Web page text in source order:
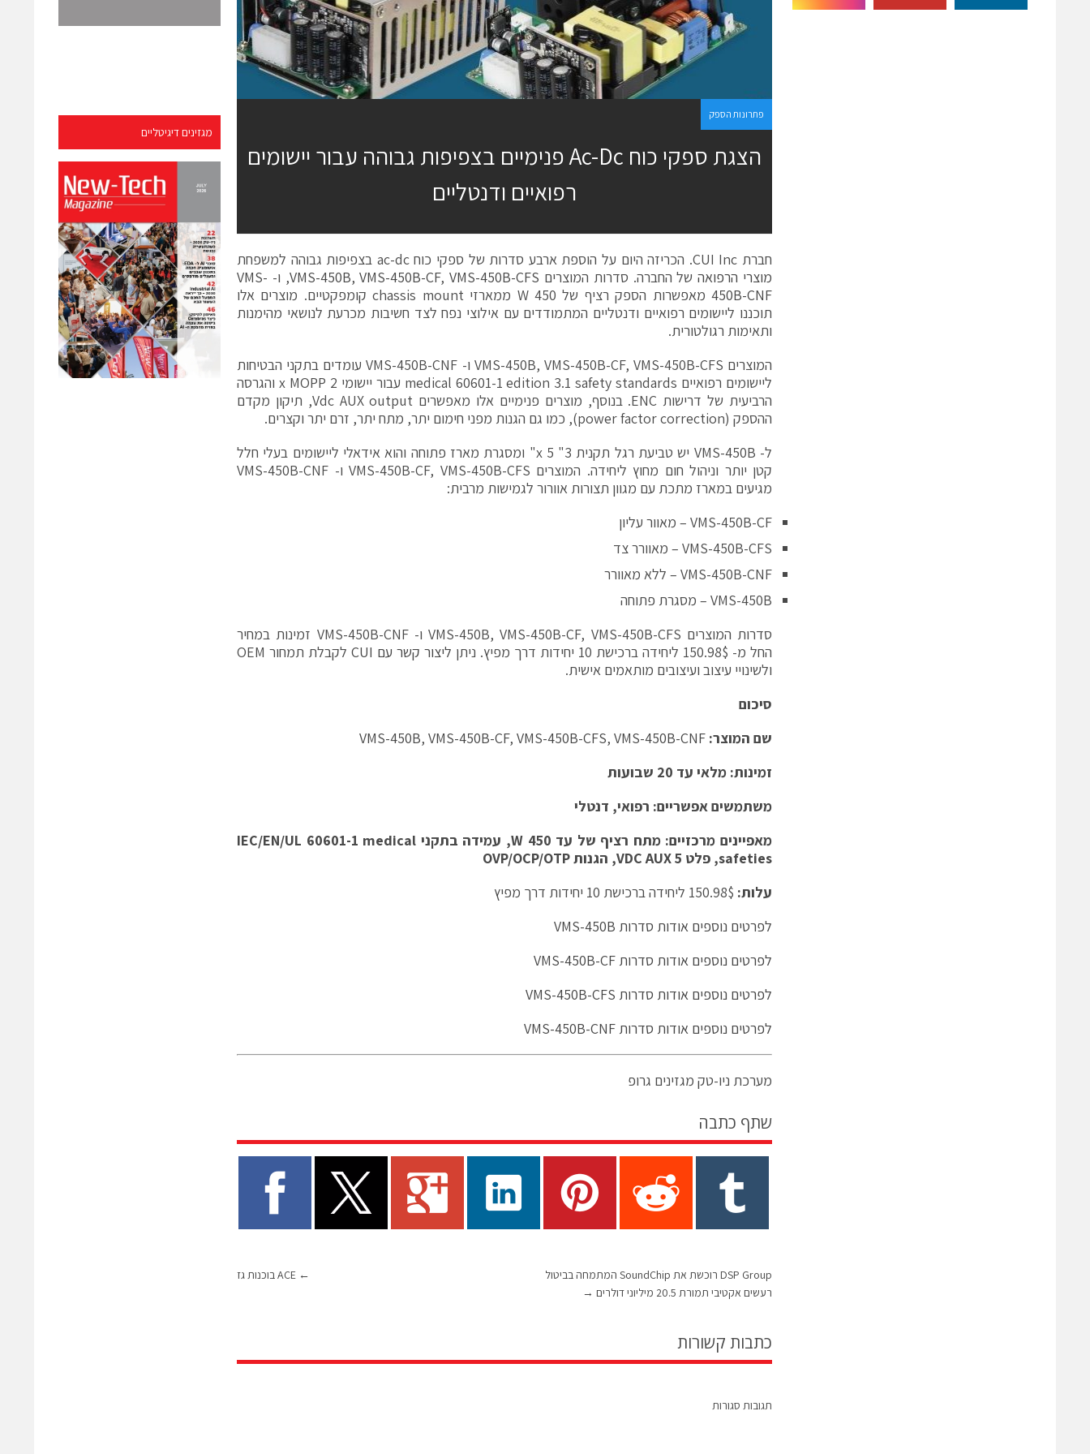
מגזינים דיגיטליים
פתרונות הספק
הצגת ספקי כוח Ac-Dc פנימיים בצפיפות גבוהה עבור יישומים
רפואיים ודנטליים
חברת CUI Inc. הכריזה היום על הוספת ארבע סדרות של ספקי כוח ac-dc בצפיפות גבוהה למשפחת
מוצרי הרפואהשל החברה. סדרות המוצרים VMS-450B,VMS-450B-CF,VMS-450B-CFS , ו- VMS-
450B-CNF
מאפשרות הספק רציף של 450 W ממארזי chassis mount קומפקטיים. מוצרים אלו
תוכננו ליישומים רפואיים ודנטליים המתמודדים עם אילוצי נפח לצד חשיבות מכרעת לנושאי מהימנות
ותאימות רגולטורית.
המוצרים VMS-450B, VMS-450B-CF, VMS-450B-CFS ו- VMS-450B-CNF עומדים בתקני הבטיחות
ליישומים רפואיים medical 60601-1 edition 3.1 safety standards עבור יישומי 2 x MOPP והגרסה
הרביעית של דרישות ENC. בנוסף, מוצרים פנימיים אלו מאפשרים Vdc AUX output, תיקון מקדם
ההספק (power factor correction), כמו גם הגנות מפני חימום יתר, מתח יתר, זרם יתר וקצרים.
ל- VMS-450B יש טביעת רגל תקנית 3" x 5" ומסגרת מארז פתוחה והוא אידאלי ליישומים בעלי חלל
קטן יותר וניהול חום מחוץ ליחידה. המוצרים VMS-450B-CF, VMS-450B-CFS ו- VMS-450B-CNF
מגיעים במארז מתכת עם מגוון תצורות אוורור לגמישות מרבית:
VMS-450B-CF – מאוור עליון
VMS-450B-CFS – מאוורר צד
VMS-450B-CNF – ללא מאוורר
VMS-450B – מסגרת פתוחה
סדרות המוצרים VMS-450B, VMS-450B-CF, VMS-450B-CFS ו- VMS-450B-CNF זמינות במחיר
החל מ- 150.98$ ליחידה ברכישת 10 יחידות דרך מפיץ. ניתן
ליצור קשר עם CUI
לקבלת תמחור OEM
ולשינויי עיצוב ועיצובים מותאמים אישית.
סיכום
שם המוצר: VMS-450B, VMS-450B-CF, VMS-450B-CFS, VMS-450B-CNF
זמינות: מלאי עד 20 שבועות
משתמשים אפשריים: רפואי, דנטלי
מאפיינים מרכזיים: מתח רציף של עד 450 W , עמידה בתקני IEC/EN/UL 60601-1 medical
safeties, פלט 5 VDC AUX , הגנותOVP/OCP/OTP
עלות:
לפרטים נוספים אודות סדרות VMS-450B
לפרטים נוספים אודות סדרות VMS-450B-CF
לפרטים נוספים אודות סדרות VMS-450B-CFS
לפרטים נוספים אודות סדרות VMS-450B-CNF
מערכת ניו-טק מגזינים גרופ
שתף כתבה
←
DSP Group רוכשת את SoundChip המתמחה בביטול
רעשים אקטיבי תמורת 20.5 מיליוני דולרים
→
כתבות קשורות
תגובות סגורות